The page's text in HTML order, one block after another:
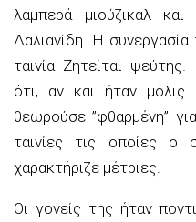
λαμπερά μιούζικαλ
Δαλιανίδη. Η
ταινία Ζητείται
ότι, αν και ήταν
θεωρούσε ”φθαρμένη”
ταινίες τις οποίες ο
χαρακτήριζε μέτριες.
Οι γονείς της ήταν